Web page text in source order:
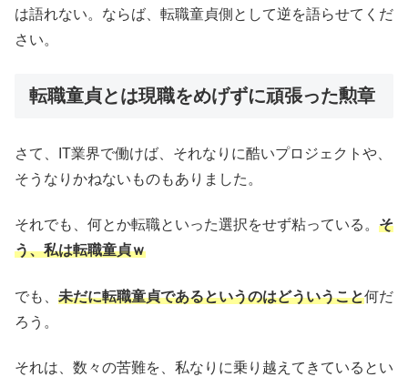
は語れない。ならば、転職童貞側として逆を語らせてくだ
さい。
転職童貞とは現職をめげずに頑張った勲章
さて、IT業界で働けば、それなりに酷いプロジェクトや、
そうなりかねないものもありました。
それでも、何とか転職といった選択をせず粘っている。 そ
う、私は転職童貞ｗ
でも、 未だに転職童貞であるというのはどういうこと何だ
ろう。
それは、数々の苦難を、私なりに乗り越えてきているとい